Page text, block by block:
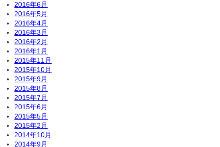
2016年6月
2016年5月
2016年4月
2016年3月
2016年2月
2016年1月
2015年11月
2015年10月
2015年9月
2015年8月
2015年7月
2015年6月
2015年5月
2015年2月
2014年10月
2014年9月